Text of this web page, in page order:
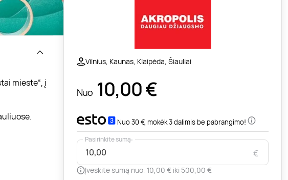
Vilnius, Kaunas, Klaipėda, Šiauliai
Nuo 10,00€
Nuo 30 €, mokėk 3 dalimis be pabrangimo!
€
Pasirinkite sumą:
Įveskite sumą nuo: 10,00 € iki 500,00 €
mieste“, į